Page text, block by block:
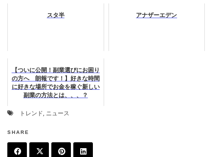
スタ半 アナザーエデン
【ついに公開！副業選びにお困り
の方へ 朗報です！】好きな時間
に好きな場所でお金を稼ぐ新しい
副業の方法とは、、、？
トレンド, ニュース
SHARE